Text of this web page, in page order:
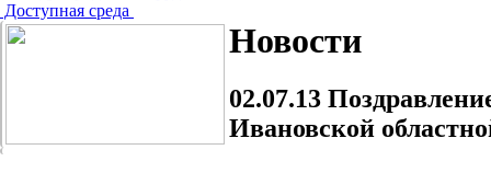
Доступная среда
Новости
02.07.13
Ивановской